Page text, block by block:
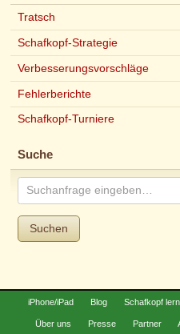
Tratsch
Schafkopf-Strategie
Verbesserungsvorschläge
Fehlerberichte
Schafkopf-Turniere
Suche
Suchen
iPhone/iPad Blog Schafkopf
Über uns Presse Partner